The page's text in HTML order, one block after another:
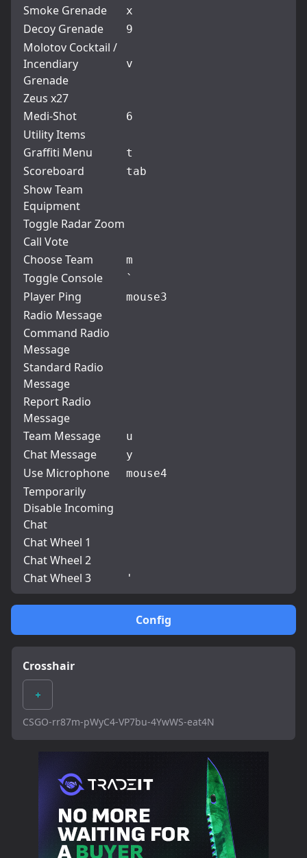
Config
Crosshair
CSGO-rr87m-pWyC4-VP7bu-4YwWS-eat4N
Smoke Grenade x
Decoy Grenade 9
Molotov Cocktail /
Incendiary
Grenade
v
Zeus x27
Medi-Shot
6
Utility Items
Graffiti Menu
t
Scoreboard tab
Show Team
Equipment
Toggle Radar Zoom
Call Vote
Choose Team
m
Toggle Console `
Player Ping mouse3
Radio Message
Command Radio
Message
Standard Radio
Message
Report Radio
Message
Team Message
u
Chat Message y
Use Microphone mouse4
Temporarily
Disable Incoming
Chat
Chat Wheel 1
Chat Wheel 2
Chat Wheel 3
'